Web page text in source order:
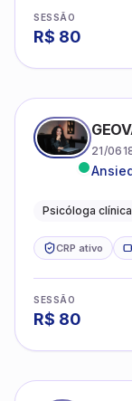
SESSÃO
R$ 80
21/
Psicóloga clínica
CRP ativo
SESSÃO
R$ 80